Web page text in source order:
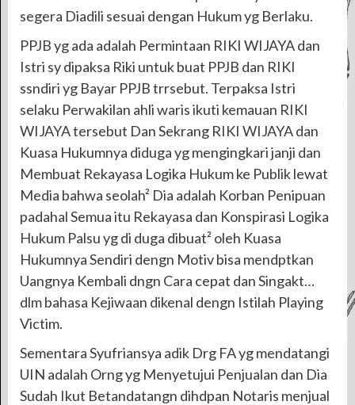
segera Diadili sesuai dengan Hukum yg Berlaku.
PPJB yg ada adalah Permintaan RIKI WIJAYA dan
Istri sy dipaksa Riki untuk buat PPJB dan RIKI
ssndiri yg Bayar PPJB trrsebut. Terpaksa Istri
selaku Perwakilan ahli waris ikuti kemauan RIKI
WIJAYA tersebut Dan Sekrang RIKI WIJAYA dan
Kuasa Hukumnya diduga yg mengingkari janji dan
Membuat Rekayasa Logika Hukum ke Publik lewat
Media bahwa seolah² Dia adalah Korban Penipuan
padahal Semua itu Rekayasa dan Konspirasi Logika
Hukum Palsu yg di duga dibuat² oleh Kuasa
Hukumnya Sendiri dengn Motiv bisa mendptkan
Uangnya Kembali dngn Cara cepat dan Singakt…
dlm bahasa Kejiwaan dikenal dengn Istilah Playing
Victim.
Sementara Syufriansya adik Drg FA yg mendatangi
UIN adalah Orng yg Menyetujui Penjualan dan Dia
Sudah Ikut Betandatangn dihdpan Notaris menjual